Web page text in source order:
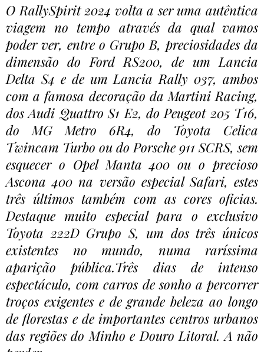
O RallySpirit 2024 volta a ser uma autêntica
viagem no tempo através da qual vamos
poder ver, entre o Grupo B, preciosidades da
dimensão do Ford RS200, de um Lancia
Delta S4 e de um Lancia Rally 037, ambos
com a famosa decoração da Martini Racing,
dos Audi Quattro S1 E2, do Peugeot 205 T16,
do MG Metro 6R4, do Toyota Celica
Twincam Turbo ou do Porsche 911 SCRS, sem
esquecer o Opel Manta 400 ou o precioso
Ascona 400 na versão especial Safari, estes
três últimos também com as cores oficias.
Destaque muito especial para o exclusivo
Toyota 222D Grupo S, um dos três únicos
existentes no mundo, numa raríssima
aparição pública.Três dias de intenso
espectáculo, com carros de sonho a percorrer
troços exigentes e de grande beleza ao longo
de florestas e de importantes centros urbanos
das regiões do Minho e Douro Litoral. A não